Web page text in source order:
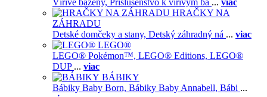
Vírivé bazény, Príslušenstvo k vírivým ba ... viac
HRAČKY NA
ZÁHRADU
Detské domčeky a stany, Detský záhradný ná ... viac
LEGO®
LEGO® Pokémon™, LEGO® Editions, LEGO®
DUP ... viac
BÁBIKY
Bábiky Baby Born, Bábiky Baby Annabell, Bábi ...